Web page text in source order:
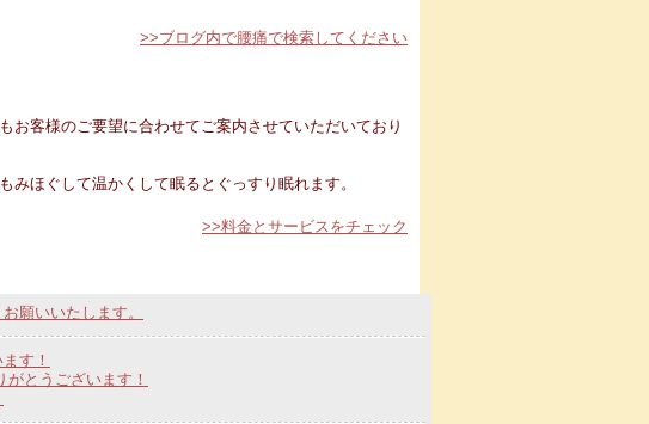
>>ブログ内で腰痛で検索してください
もお客様のご要望に合わせてご案内させていただいており
ほぐして温かくして眠るとぐっすり眠れます。
>>料金とサービスをチェック
願いいたします。
す！
とうございます！